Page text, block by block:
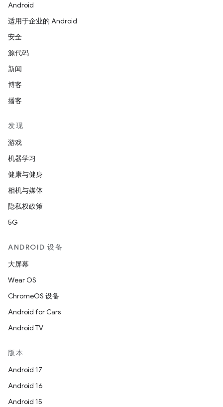
Android
适用于企业的 Android
安全
源代码
新闻
博客
播客
发现
游戏
机器学习
健康与健身
相机与媒体
隐私权政策
5G
ANDROID 设备
大屏幕
Wear OS
ChromeOS 设备
Android for Cars
Android TV
版本
Android 17
Android 16
Android 15